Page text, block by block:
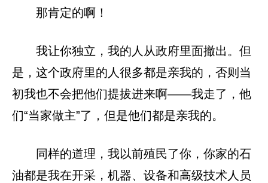
那肯定的啊！
我让你独立，我的人从政府里面撤出。但
是，这个政府里的人很多都是亲我的，否则当
初我也不会把他们提拔进来啊——我走了，他
们“当家做主”了，但是他们都是亲我的。
同样的道理，我以前殖民了你，你家的石
油都是我在开采，机器、设备和高级技术人员